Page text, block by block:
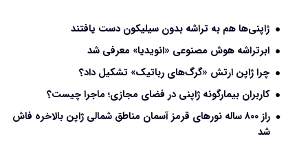
ژاپنی‌ها هم به تراشه بدون سیلیکون دست یافتند
ابرتراشه هوش مصنوعی «انویدیا» معرفی شد
چرا ژاپن ارتش «گرگ‌های رباتیک» تشکیل داد؟
کاربران بیمارگونه ژاپنی در فضای مجازی؛ ماجرا چیست؟
راز ۸۰۰ ساله نورهای قرمز آسمان مناطق شمالی ژاپن بالاخره فاش
شد